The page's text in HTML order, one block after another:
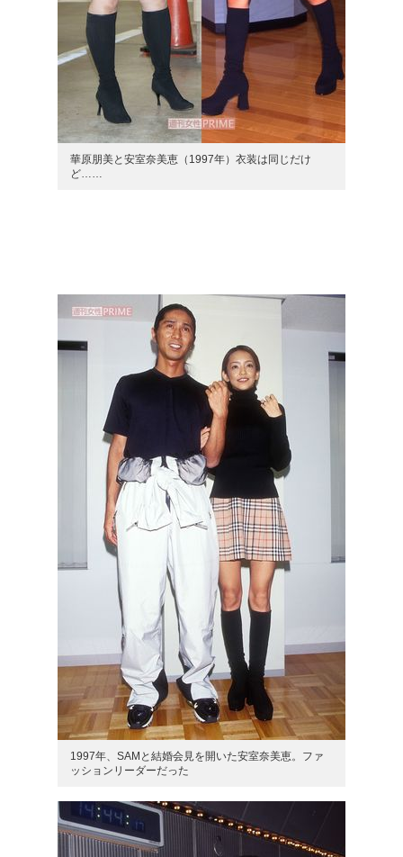
華原朋美と安室奈美恵（1997年）衣装は同じだけ
ど……
1997年、SAMと結婚会見を開いた安室奈美恵。ファ
ッションリーダーだった